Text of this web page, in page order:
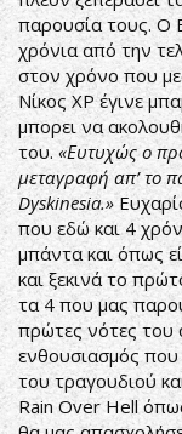
παρουσία τους. Ο
χρόνια από την
στον χρόνο που
Νίκος XP έγινε
μπορει να
του. «Ευτυχώς ο
μεταγραφή απ’ το
Dyskinesia.»
που εδώ και 4
μπάντα και όπως
και ξεκινά το
τα 4 που μας
πρώτες νότες του
ενθουσιασμός που
του τραγουδιού
Rain Over Hell